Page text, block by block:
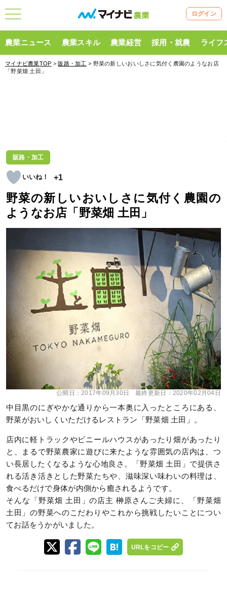
ログイン
農業ニュース 農業スキル 農業経営 採用・就農 ライフ
マイナビ農業TOP >販路・加工 > 野菜の新しいおいしさに気付く農園のようなお店
「野菜畑 土田」
販路・加工
+1
野菜の新しいおいしさに気付く農園の
ようなお店「野菜畑 土田」
公開日：2017年09月30日 最終更新日： 2020年02月04日
中目黒のにぎやかな通りから一本奥に入ったところにある、
野菜がおいしくいただけるレストラン「野菜畑 土田」。
店内に軽トラックやビニールハウスがあったり畑があったり
と、まるで野菜農家に遊びに来たような雰囲気の店内は、つ
い長居したくなるような心地良さ。「野菜畑 土田」で提供さ
れる活き活きとした野菜たちや、滋味深い味わいの料理は、
食べるだけで身体が内側から癒されるようです。
そんな「野菜畑 土田」の店主 榊原さんご夫婦に、「野菜畑
土田」の野菜へのこだわりやこれから挑戦したいことについ
てお話をうかがいました。
URLをコピー